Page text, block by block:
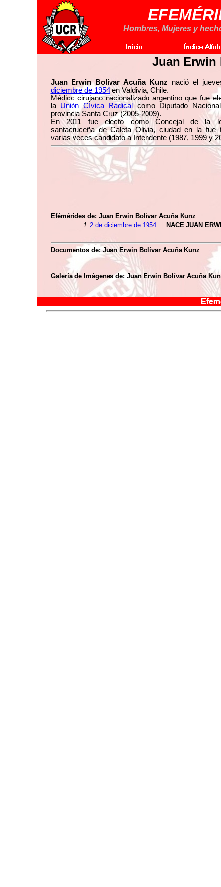
Hombres, Mujeres y
Juan Erwin
Juan Erwin Bolívar Acuña Kunz nació el
diciembre de 1954en Valdivia, Chile.
Médico cirujano nacionalizado argentino que fue
la Unión Cívica Radical como Diputado
provincia Santa Cruz (2005-2009).
En 2011 fue electo como Concejal de la
santacruceña de Caleta Olivia, ciudad en la fue
varias veces candidato a Intendente (1987, 1999 y
Efémérides de: Juan Erwin Bolívar Acuña Kunz
1. 2 de diciembre de 1954 NACE JUAN
Documentos de:Juan Erwin Bolívar Acuña Kunz
Galería de Imágenes de: Juan Erwin Bolívar Acuña